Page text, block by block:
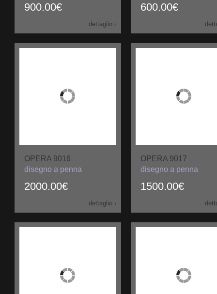
900.00€
dettaglio ›
600.00€
OPERA 9016
2000.00€
disegno a penna
dettaglio ›
OPERA 9017
1500.00€
disegno a penna